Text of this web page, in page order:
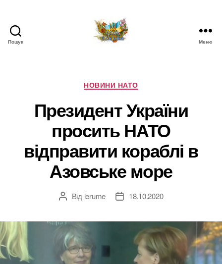
Пошук
Новини
про
НАТО
в
Україні
Меню
Категорії
НОВИНИ НАТО
Президент України
просить НАТО
відправити кораблі в
Азовське море
Автор
Від lerume
Дата18.10.2020